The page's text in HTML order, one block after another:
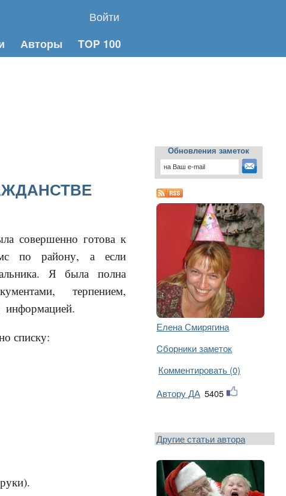
Войти
Авторы TOP 100
совершенно готова к
по району, а если
Я была полна
терпением,
информацией.
списку:
Обновления заметок
Елена Смирягина
Cборники заметок
Комментировать (0)
Автору ДА 5405
Другие статьи автора